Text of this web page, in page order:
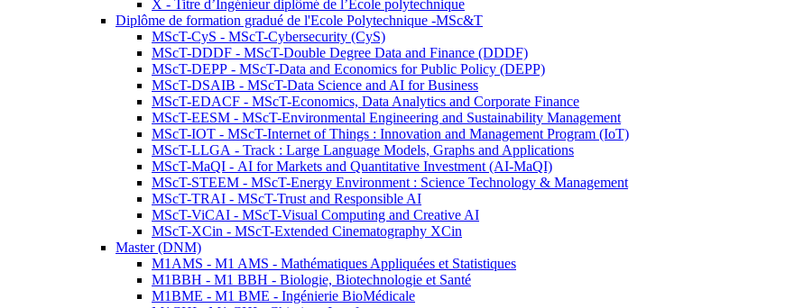
X - Titre d’Ingénieur diplômé de l’École polytechnique
Diplôme de formation gradué de l'Ecole Polytechnique -MSc&T
MScT-CyS - MScT-Cybersecurity (CyS)
MScT-DDDF - MScT-Double Degree Data and Finance (DDDF)
MScT-DEPP - MScT-Data and Economics for Public Policy (DEPP)
MScT-DSAIB - MScT-Data Science and AI for Business
MScT-EDACF - MScT-Economics, Data Analytics and Corporate Finance
MScT-EESM - MScT-Environmental Engineering and Sustainability Management
MScT-IOT - MScT-Internet of Things : Innovation and Management Program (IoT)
MScT-LLGA - Track : Large Language Models, Graphs and Applications
MScT-MaQI - AI for Markets and Quantitative Investment (AI-MaQI)
MScT-STEEM - MScT-Energy Environment : Science Technology & Management
MScT-TRAI - MScT-Trust and Responsible AI
MScT-ViCAI - MScT-Visual Computing and Creative AI
MScT-XCin - MScT-Extended Cinematography XCin
Master (DNM)
M1AMS - M1 AMS - Mathématiques Appliquées et Statistiques
M1BBH - M1 BBH - Biologie, Biotechnologie et Santé
M1BME - M1 BME - Ingénierie BioMédicale